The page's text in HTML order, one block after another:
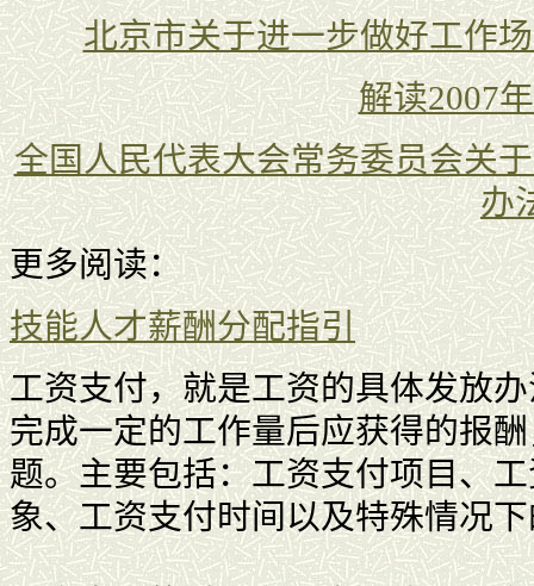
北京市关于进一步做好工作
解读2007
全国人民代表大会常务委员会关
办
更多阅读：
技能人才薪酬分配指引
工资支付，就是工资的具体发放
完成一定的工作量后应获得的报
题。主要包括：工资支付项目、
象、工资支付时间以及特殊情况